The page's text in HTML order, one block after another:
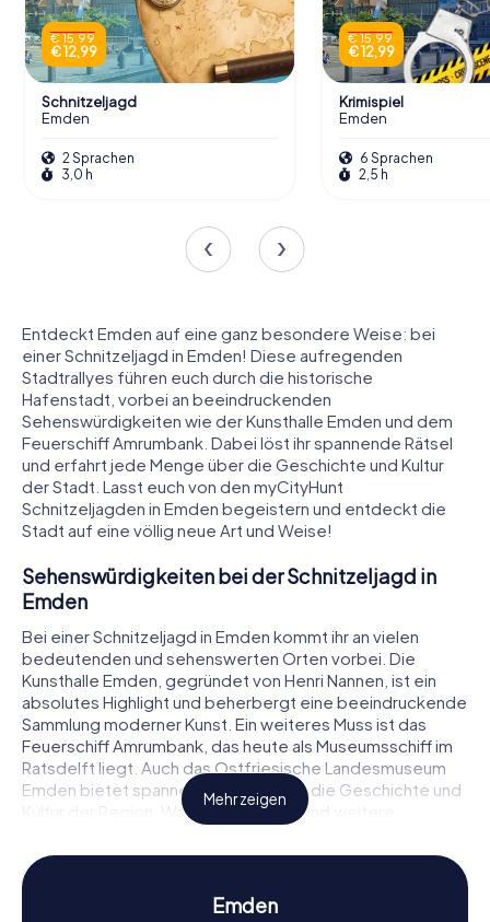
€ 15,99
€ 12,99
Schnitzeljagd
Emden
2 Sprachen
3,0 h
€ 15,99
€ 12,99
Krimispiel
Emden
6 Sprachen
2,5 h
Entdeckt Emden auf eine ganz besondere Weise: bei
einer Schnitzeljagd in Emden! Diese aufregenden
Stadtrallyes führen euch durch die historische
Hafenstadt, vorbei an beeindruckenden
Sehenswürdigkeiten wie der Kunsthalle Emden und dem
Feuerschiff Amrumbank. Dabei löst ihr spannende Rätsel
und erfahrt jede Menge über die Geschichte und Kultur
der Stadt. Lasst euch von den myCityHunt
Schnitzeljagden in Emden begeistern und entdeckt die
Stadt auf eine völlig neue Art und Weise!
Sehenswürdigkeiten bei der Schnitzeljagd in
Emden
Bei einer Schnitzeljagd in Emden kommt ihr an vielen
bedeutenden und sehenswerten Orten vorbei. Die
Kunsthalle Emden, gegründet von Henri Nannen, ist ein
absolutes Highlight und beherbergt eine beeindruckende
Sammlung moderner Kunst. Ein weiteres Muss ist das
Feuerschiff Amrumbank, das heute als Museumsschiff im
Ratsdelft liegt. Auch das Ostfriesische Landesmuseum
Emden bietet spannende Einblicke in die Geschichte und
Kultur der Region. Während ihr diese und weitere
lösen und Hinweise finden, die euch zum nächsten Ziel
führen.
Mehr zeigen
Emden